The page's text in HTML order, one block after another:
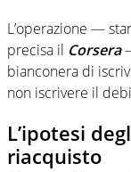
L’operazione —
precisa il Corsera
bianconera di
non iscrivere il
L’ipotesi
riacquisto